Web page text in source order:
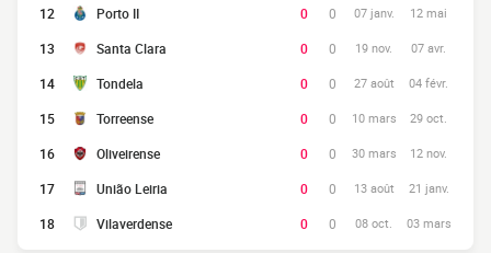
12 Porto II 0 0 07 janv. 12 mai
13 Santa Clara 0 0 19 nov. 07 avr.
14 Tondela 0 0 27 août 04 févr.
15 Torreense 0 0 10 mars 29 oct.
16 Oliveirense 0 0 30 mars 12 nov.
17 União Leiria 0 0 13 août 21 janv.
18 Vilaverdense 0 0 08 oct. 03 mars